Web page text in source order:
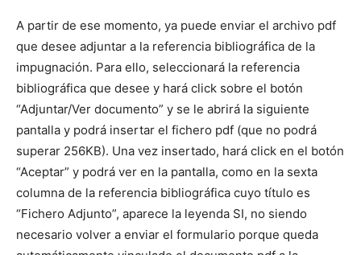
A partir de ese momento, ya puede enviar el archivo pdf
que desee adjuntar a la referencia bibliográfica de la
impugnación. Para ello, seleccionará la referencia
bibliográfica que desee y hará click sobre el botón
“Adjuntar/Ver documento” y se le abrirá la siguiente
pantalla y podrá insertar el fichero pdf (que no podrá
superar 256KB). Una vez insertado, hará click en el botón
“Aceptar” y podrá ver en la pantalla, como en la sexta
columna de la referencia bibliográfica cuyo título es
“Fichero Adjunto”, aparece la leyenda SI, no siendo
necesario volver a enviar el formulario porque queda